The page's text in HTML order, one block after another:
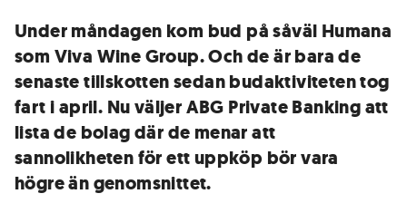
Under måndagen kom bud på såväl Humana
som Viva Wine Group. Och de är bara de
senaste tillskotten sedan budaktiviteten tog
fart i april. Nu väljer ABG Private Banking att
lista de bolag där de menar att
sannolikheten för ett uppköp bör vara
högre än genomsnittet.